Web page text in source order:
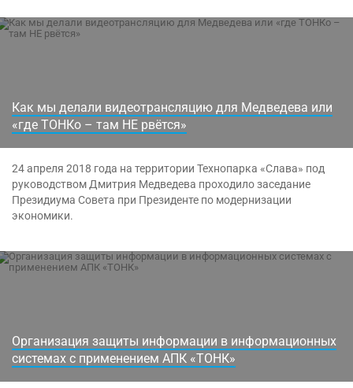
Как мы делали видеотрансляцию для Медведева или
«где ТОНКо – там НЕ рвётся»
24 апреля 2018 года на территории Технопарка «Слава» под
руководством Дмитрия Медведева проходило заседание
Президиума Совета при Президенте по модернизации
экономики.
Организация защиты информации в информационных
системах с применением АПК «ТОНК»